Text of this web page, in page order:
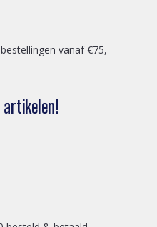
vanaf €75,-
artikelen!